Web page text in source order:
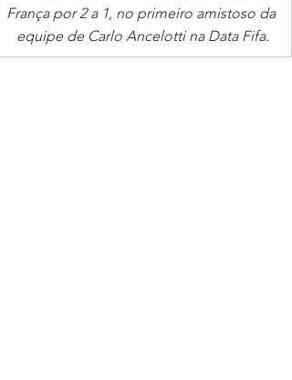
França por 2 a 1, no primeiro amistoso da
equipe de Carlo Ancelotti na Data Fifa.